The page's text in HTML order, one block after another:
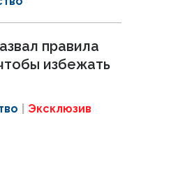
правила
избежать
Эксклюзив